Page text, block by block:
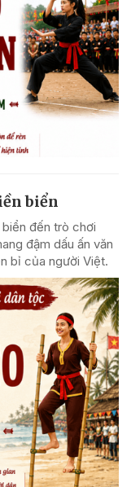
biển
đến trò chơi
đậm dấu ấn văn
bỉ của người Việt.